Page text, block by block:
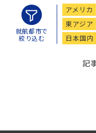
就航都市で
絞り込む
アメリカ
東アジア
日本国内
記